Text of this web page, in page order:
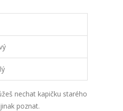
nechat kapičku starého
poznat.